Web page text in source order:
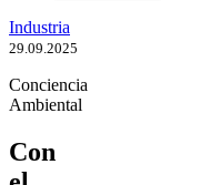
Industria
29.09.2025
Conciencia
Ambiental
Con